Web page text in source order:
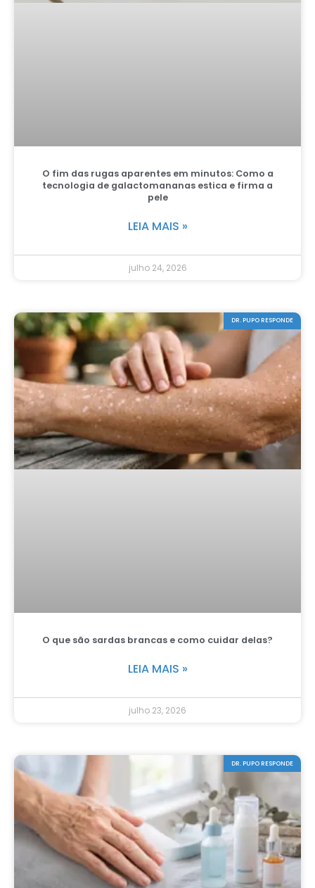
O fim das rugas aparentes em minutos: Como a
tecnologia de galactomananas estica e firma a
pele
LEIA MAIS »
julho 24, 2026
DR. PUPO RESPONDE
O que são sardas brancas e como cuidar delas?
LEIA MAIS »
julho 23, 2026
DR. PUPO RESPONDE